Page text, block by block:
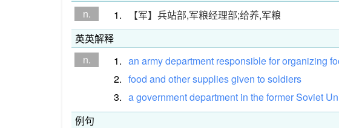
n.
1.
【军】兵站部,军粮经理部;给养,军粮
英英解释
n.
1. an armydepartment responsiblefororganizing
2. food and othersuppliesgiven to soldiers
3. agovernmentdepartment in theformerSoviet
例句